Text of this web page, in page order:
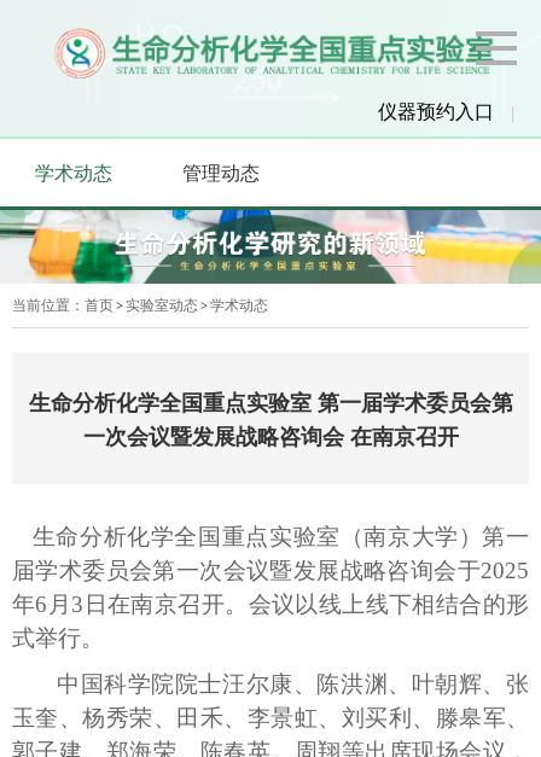
仪器预约入口 |
学术动态 管理动态
当前位置： 首页 实验室动态 学术动态
生命分析化学全国重点实验室 第一届学术委员会第
一次会议暨发展战略咨询会 在南京召开
生命分析化学全国重点实验室（南京大学）第一
届学术委员会第一次会议暨发展战略咨询会于2025
年6 月 3 日在南京召开。会议以线上线下相结合的形
式举行。
中国科学院院士汪尔康、陈洪渊、叶朝辉、张
玉奎、杨秀荣、田禾、李景虹、刘买利、滕皋军、
郭子建、郑海荣、陈春英、周翔等出席现场会议，